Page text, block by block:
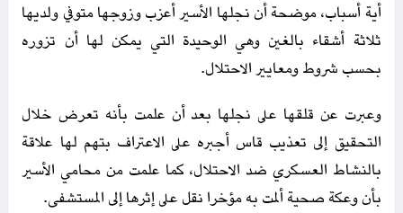
أية أسباب، موضحة أن نجلها الأسير أعزب وزوجها متوفي ولديها
ثلاثة أشقاء بالغين وهي الوحيدة التي يمكن لها أن تزوره
بحسب شروط ومعايير الاحتلال.
وعبرت عن قلقها على نجلها بعد أن علمت بأنه تعرض خلال
التحقيق إلى تعذيب قاس أجبره على الاعتراف بتهم لها علاقة
بالنشاط العسكري ضد الاحتلال، كما علمت من محامي الأسير
بأن وعكة صحية ألمت به مؤخرا نقل على إثرها إلى المستشفى.